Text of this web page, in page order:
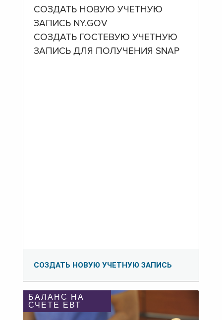
СОЗДАТЬ НОВУЮ УЧЕТНУЮ
ЗАПИСЬ NY.GOV
СОЗДАТЬ ГОСТЕВУЮ УЧЕТНУЮ
ЗАПИСЬ ДЛЯ ПОЛУЧЕНИЯ SNAP
СОЗДАТЬ НОВУЮ УЧЕТНУЮ ЗАПИСЬ
БАЛАНС НА
СЧЕТЕ ЕВТ